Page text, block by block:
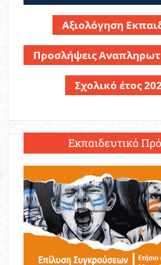
Αξιολόγηση
Προσλήψεις
Σχολικό έτος
Εκπαιδευτικό